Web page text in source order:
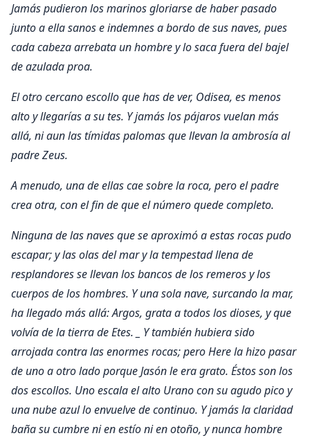
Jamás pudieron los marinos gloriarse de haber pasado
junto a ella sanos e indemnes a bordo de sus naves, pues
cada cabeza arrebata un hombre y lo saca fuera del bajel
de azulada proa.
El otro cercano escollo que has de ver, Odisea, es menos
alto y llegarías a su tes. Y jamás los pájaros vuelan más
allá, ni aun las tímidas palomas que llevan la ambrosía al
padre Zeus.
A menudo, una de ellas cae sobre la roca, pero el padre
crea otra, con el fin de que el número quede completo.
Ninguna de las naves que se aproximó a estas rocas pudo
escapar; y las olas del mar y la tempestad llena de
resplandores se llevan los bancos de los remeros y los
cuerpos de los hombres. Y una sola nave, surcando la mar,
ha llegado más allá: Argos, grata a todos los dioses, y que
volvía de la tierra de Etes. _ Y también hubiera sido
arrojada contra las enormes rocas; pero Here la hizo pasar
de uno a otro lado porque Jasón le era grato. Éstos son los
dos escollos. Uno escala el alto Urano con su agudo pico y
una nube azul lo envuelve de continuo. Y jamás la claridad
baña su cumbre ni en estío ni en otoño, y nunca hombre